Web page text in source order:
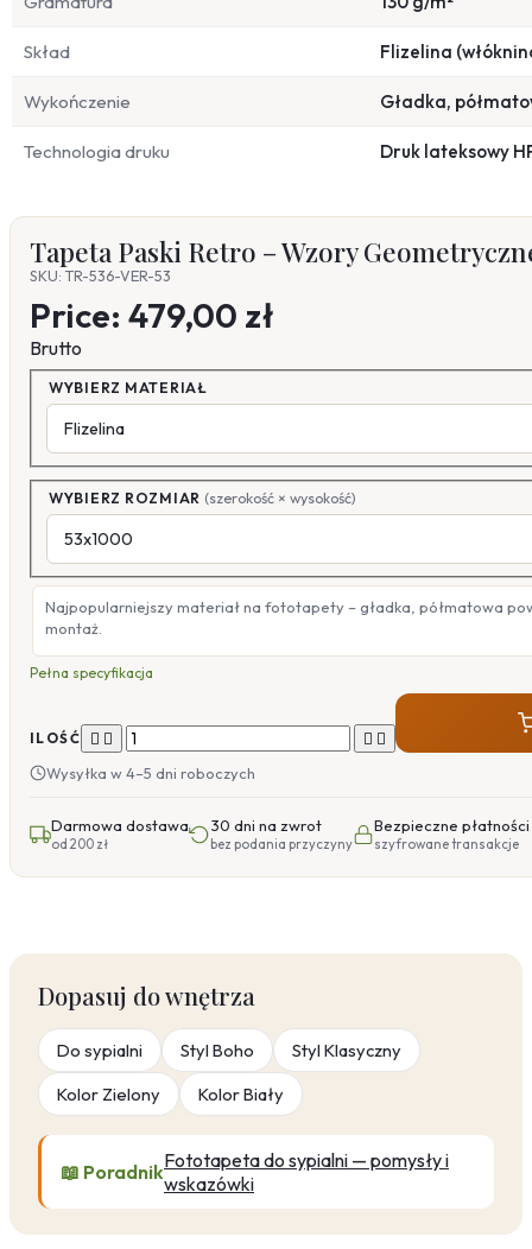
Skład Flizelina
Wykończenie Gładka,
Technologia druku Druk lateksowy
Tapeta Paski Retro – Wzory
SKU: TR-536-VER-53
Price: 479,00 zł
Brutto
WYBIERZ MATERIAŁ
WYBIERZ ROZMIAR (szerokość × wysokość)
Najpopularniejszy materiał na fototapety – gładka, półmatowa
montaż.
Pełna specyfikacja
ILOŚĆ    
Wysyłka w 4–5 dni roboczych
Darmowa dostawa
od 200 zł
30 dni na zwrot
bez podania przyczyny
Bezpieczne płatności
szyfrowane transakcje
Dopasuj do wnętrza
Do sypialni Styl Boho
Styl Klasyczny
Kolor Zielony
Kolor Biały
📖 PoradnikFototapeta do sypialni — pomysły i
wskazówki